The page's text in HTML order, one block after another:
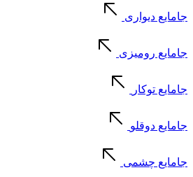
جامایع دیواری
جامایع رومیزی
جامایع توکار
جامایع دوقلو
جامایع چشمی